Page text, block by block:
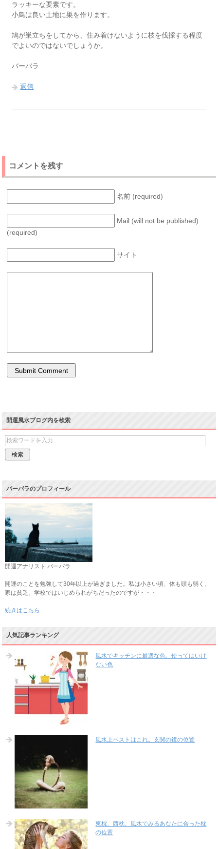
ラッキーな要素です。
小鳥は良い土地に巣を作ります。
鳩が巣立ちをしてから、住み着けないように枝を伐採する程度
でよいのではないでしょうか。
バーバラ
返信
コメントを残す
名前 (required)
Mail (will not be published)
(required)
サイト
開運風水ブログ内を検索
バーバラのプロフィール
開運アナリスト バーバラ
開運のことを勉強して30年以上が過ぎました。私は小さい頃、体も頭も弱く、
家は貧乏。学校ではいじめられがちだったのですが・・・
続きはこちら
人気記事ランキング
風水でキッチンに最適な色、使ってはいけ
ない色
風水上ベストはこれ。玄関の鏡の位置
東枕、西枕、風水でみるあなたに合った枕
の位置